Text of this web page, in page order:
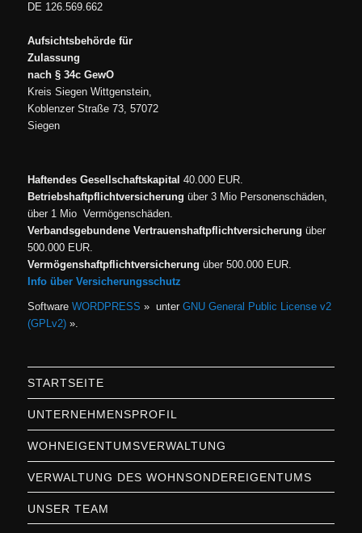
DE 126.569.662
Aufsichtsbehörde für
Zulassung
nach § 34c GewO
Kreis Siegen Wittgenstein,
Koblenzer Straße 73, 57072
Siegen
Haftendes Gesellschaftskapital 40.000 EUR.
Betriebshaftpflichtversicherung über 3 Mio Personenschäden,
über 1 Mio Vermögenschäden.
Verbandsgebundene Vertrauenshaftpflichtversicherung über
500.000 EUR.
Vermögenshaftpflichtversicherung über 500.000 EUR.
Info über Versicherungsschutz
SoftwareWORDPRESS » unterGNU General Public License v2
(GPLv2) ».
STARTSEITE
UNTERNEHMENSPROFIL
WOHNEIGENTUMSVERWALTUNG
VERWALTUNG DES WOHNSONDEREIGENTUMS
UNSER TEAM